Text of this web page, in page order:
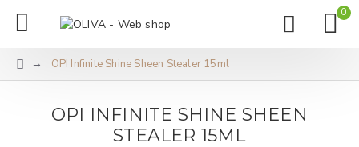
0
OPI Infinite Shine Sheen Stealer 15ml
OPI INFINITE SHINE SHEEN
STEALER 15ML